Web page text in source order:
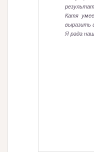
Катя
выразить
Я рада